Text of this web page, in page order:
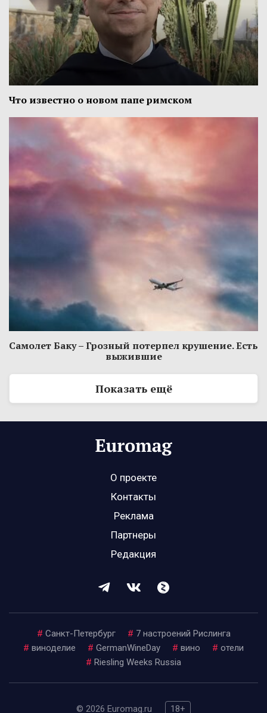
Что известно о новом папе римском
Самолет Баку – Грозный потерпел крушение. Есть
выжившие
Показать ещё
О проекте
Контакты
Реклама
Партнеры
Редакция
# Санкт-Петербург # 7 настроений Рислинга
# виноделие # GermanWineDay # вино # отели
# Riesling Weeks Russia
© 2026 Euromag.ru 18+